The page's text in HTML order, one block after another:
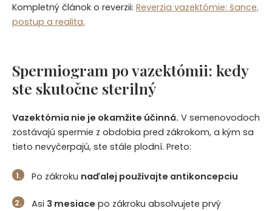
Kompletný článok o reverzii: Reverzia vazektómie: šance,
postup a realita.
Spermiogram po vazektómii: kedy
ste skutočne sterilný
Vazektómia nie je okamžite účinná. V semenovodoch
zostávajú spermie z obdobia pred zákrokom, a kým sa
tieto nevyčerpajú, ste stále plodní. Preto:
Po zákroku naďalej používajte antikoncepciu
Asi 3 mesiace po zákroku absolvujete prvý